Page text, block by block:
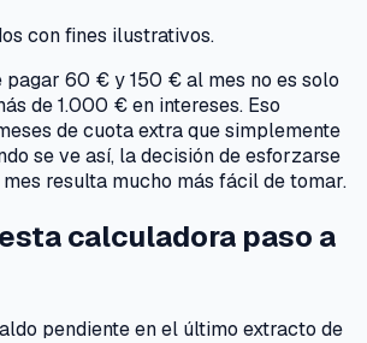
con fines ilustrativos.
pagar 60 € y 150 € al mes no es solo
de 1.000 € en intereses. Eso
de cuota extra que simplemente
se ve así, la decisión de esforzarse
resulta mucho más fácil de tomar.
calculadora paso a
pendiente en el último extracto de